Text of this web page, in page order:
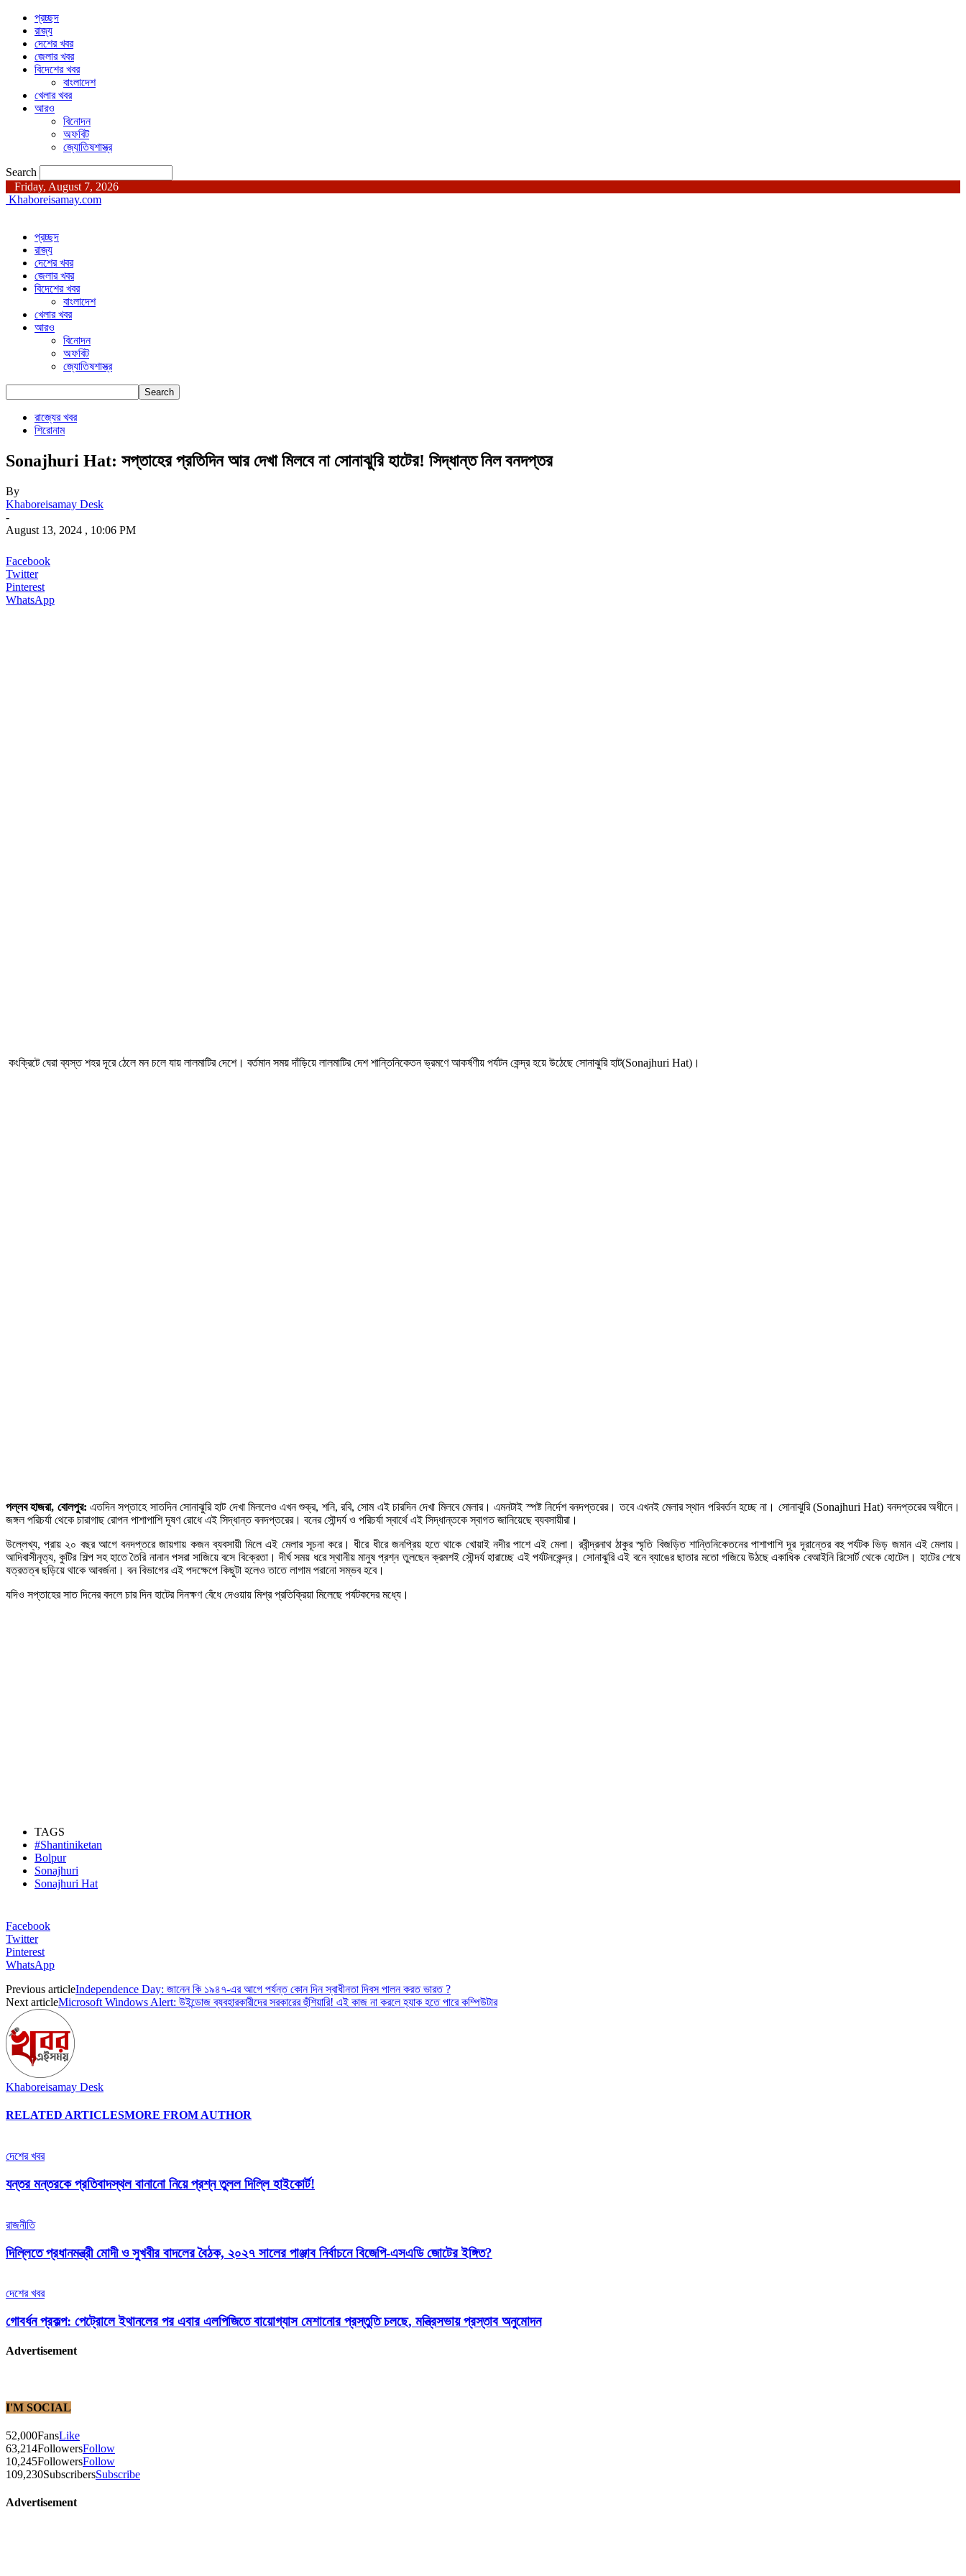
প্রচ্ছদ
রাজ্য
দেশের খবর
জেলার খবর
বিদেশের খবর
বাংলাদেশ
খেলার খবর
আরও
বিনোদন
অফবিট
জ্যোতিষশাস্ত্র
Search
Friday, August 7, 2026
Khaboreisamay.com
প্রচ্ছদ
রাজ্য
দেশের খবর
জেলার খবর
বিদেশের খবর
বাংলাদেশ
খেলার খবর
আরও
বিনোদন
অফবিট
জ্যোতিষশাস্ত্র
রাজ্যের খবর
শিরোনাম
Sonajhuri Hat: সপ্তাহের প্রতিদিন আর দেখা মিলবে না সোনাঝুরি হাটের! সিদ্ধান্ত নিল বনদপ্তর
By
Khaboreisamay Desk
-
August 13, 2024 , 10:06 PM
Facebook
Twitter
Pinterest
WhatsApp
কংক্রিটে ঘেরা ব্যস্ত শহর দূরে ঠেলে মন চলে যায় লালমাটির দেশে। বর্তমান সময় দাঁড়িয়ে লালমাটির দেশ শান্তিনিকেতন ভ্রমণে আকর্ষণীয় পর্যটন কেন্দ্র হয়ে উঠেছে সোনাঝুরি হাট(Sonajhuri Hat)।
পল্লব হাজরা, বোলপুর: এতদিন সপ্তাহে সাতদিন সোনাঝুরি হাট দেখা মিললেও এখন শুক্র, শনি, রবি, সোম এই চারদিন দেখা মিলবে মেলার। এমনটাই স্পষ্ট নির্দেশ বনদপ্তরের। তবে এখনই মেলার স্থান পরিবর্তন হচ্ছে না। সোনাঝুরি (Sonajhuri Hat) বনদপ্তরের অধীনে।
জঙ্গল পরিচর্যা থেকে চারাগাছ রোপন পাশাপাশি দূষণ রোধে এই সিদ্ধান্ত বনদপ্তরের। বনের সৌন্দর্য ও পরিচর্যা স্বার্থে এই সিদ্ধান্তকে স্বাগত জানিয়েছে ব্যবসায়ীরা।
উল্লেখ্য, প্রায় ২০ বছর আগে বনদপ্তরে জায়গায় কজন ব্যবসায়ী মিলে এই মেলার সূচনা করে। ধীরে ধীরে জনপ্রিয় হতে থাকে খোয়াই নদীর পাশে এই মেলা। রবীন্দ্রনাথ ঠাকুর স্মৃতি বিজড়িত শান্তিনিকেতনের পাশাপাশি দূর দূরান্তের বহু পর্যটক ভিড় জমান এই মেলায়।
আদিবাসীনৃত্য, কুটির শিল্প সহ হাতে তৈরি নানান পসরা সাজিয়ে বসে বিক্রেতা। দীর্ঘ সময় ধরে স্থানীয় মানুষ প্রশ্ন তুলছেন ক্রমশই সৌন্দর্য হারাচ্ছে এই পর্যটনকেন্দ্র। সোনাঝুরি এই বনে ব্যাঙের ছাতার মতো গজিয়ে উঠছে একাধিক বেআইনি রিসোর্ট থেকে হোটেল। হাটের শেষে
যত্রতত্ৰ ছড়িয়ে থাকে আবর্জনা। বন বিভাগের এই পদক্ষেপে কিছুটা হলেও তাতে লাগাম পরানো সম্ভব হবে।
যদিও সপ্তাহের সাত দিনের বদলে চার দিন হাটের দিনক্ষণ বেঁধে দেওয়ায় মিশ্র প্রতিক্রিয়া মিলেছে পর্যটকদের মধ্যে।
TAGS
#Shantiniketan
Bolpur
Sonajhuri
Sonajhuri Hat
Facebook
Twitter
Pinterest
WhatsApp
Previous articleIndependence Day: জানেন কি ১৯৪৭-এর আগে পর্যন্ত কোন দিন স্বাধীনতা দিবস পালন করত ভারত ?
Next articleMicrosoft Windows Alert: উইন্ডোজ ব্যবহারকারীদের সরকারের হুঁশিয়ারি! এই কাজ না করলে হ্যাক হতে পারে কম্পিউটার
Khaboreisamay Desk
RELATED ARTICLESMORE FROM AUTHOR
দেশের খবর
যন্তর মন্তরকে প্রতিবাদস্থল বানানো নিয়ে প্রশ্ন তুলল দিল্লি হাইকোর্ট!
রাজনীতি
দিল্লিতে প্রধানমন্ত্রী মোদী ও সুখবীর বাদলের বৈঠক, ২০২৭ সালের পাঞ্জাব নির্বাচনে বিজেপি-এসএডি জোটের ইঙ্গিত?
দেশের খবর
গোবর্ধন প্রকল্প: পেট্রোলে ইথানলের পর এবার এলপিজিতে বায়োগ্যাস মেশানোর প্রস্তুতি চলছে, মন্ত্রিসভায় প্রস্তাব অনুমোদন
Advertisement
I'M SOCIAL
52,000FansLike
63,214FollowersFollow
10,245FollowersFollow
109,230SubscribersSubscribe
Advertisement